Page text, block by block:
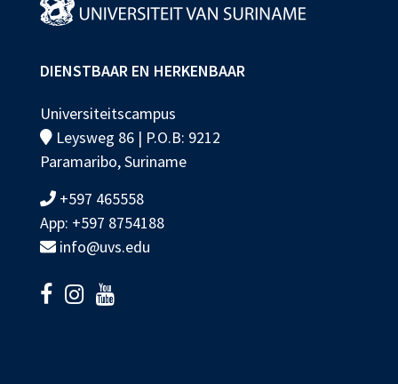
DIENSTBAAR EN HERKENBAAR
Universiteitscampus
Leysweg 86 | P.O.B: 9212
Paramaribo, Suriname
+597 465558
App: +597 8754188
info@uvs.edu